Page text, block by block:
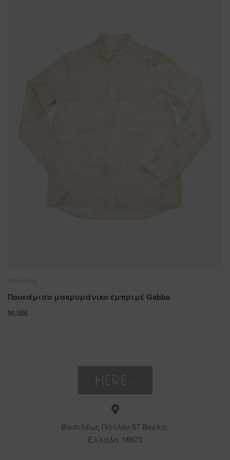
Πουκάμισο μακρυμάνικο εμπριμέ Gabba
99,00€
Βασιλέως Παύλου 57 Βούλα,
Ελλάδα 16673